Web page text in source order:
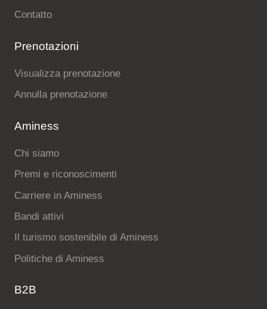
Contatto
Prenotazioni
Visualizza prenotazione
Annulla prenotazione
Aminess
Chi siamo
Premi e riconoscimenti
Carriere in Aminess
Bandi attivi
Il turismo sostenibile di Aminess
Politiche di Aminess
B2B